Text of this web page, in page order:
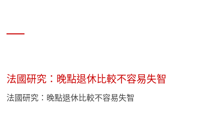
法國研究：晚點退休比較不容易失智
法國研究：晚點退休比較不容易失智